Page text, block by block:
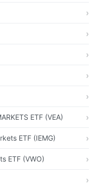
ETF (VEA)
ETF (IEMG)
ETF (VWO)